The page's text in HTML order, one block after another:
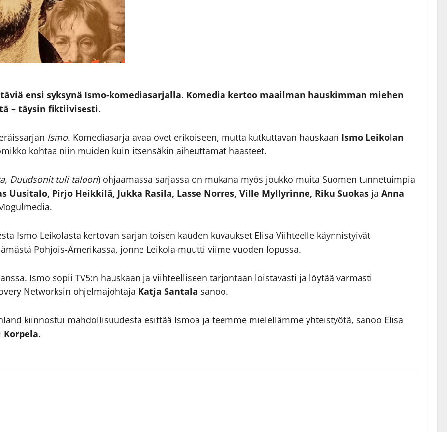
ensi syksynä Ismo-komediasarjalla. Komedia kertoo maailman hauskimman miehen
– täysin fiktiivisesti.
Ismo. Komediasarja avaa ovet erikoiseen, mutta kutkuttavan hauskaan Ismo Leikolan
kohtaa niin muiden kuin itsensäkin aiheuttamat haasteet.
Duudsonit tuli taloon) ohjaamassa sarjassa on mukana myös joukko muita Suomen tunnetuimpia
Uusitalo, Pirjo Heikkilä, Jukka Rasila, Lasse Norres, Ville Myllyrinne, Riku Suokas ja Anna
Ismo Leikolasta kertovan sarjan toisen kauden kuvaukset Elisa Viihteelle käynnistyivät
Pohjois-Amerikassa, jonne Leikola muutti viime vuoden lopussa.
Ismo sopii TV5:n hauskaan ja viihteelliseen tarjontaan loistavasti ja löytää varmasti
Networksin ohjelmajohtaja Katja Santala sanoo.
kiinnostui mahdollisuudesta esittää Ismoa ja teemme mielellämme yhteistyötä, sanoo Elisa
Korpela.